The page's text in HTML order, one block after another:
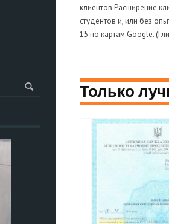
клиентов.Расширение
студентов и, или без
15 по картам Google.
Только